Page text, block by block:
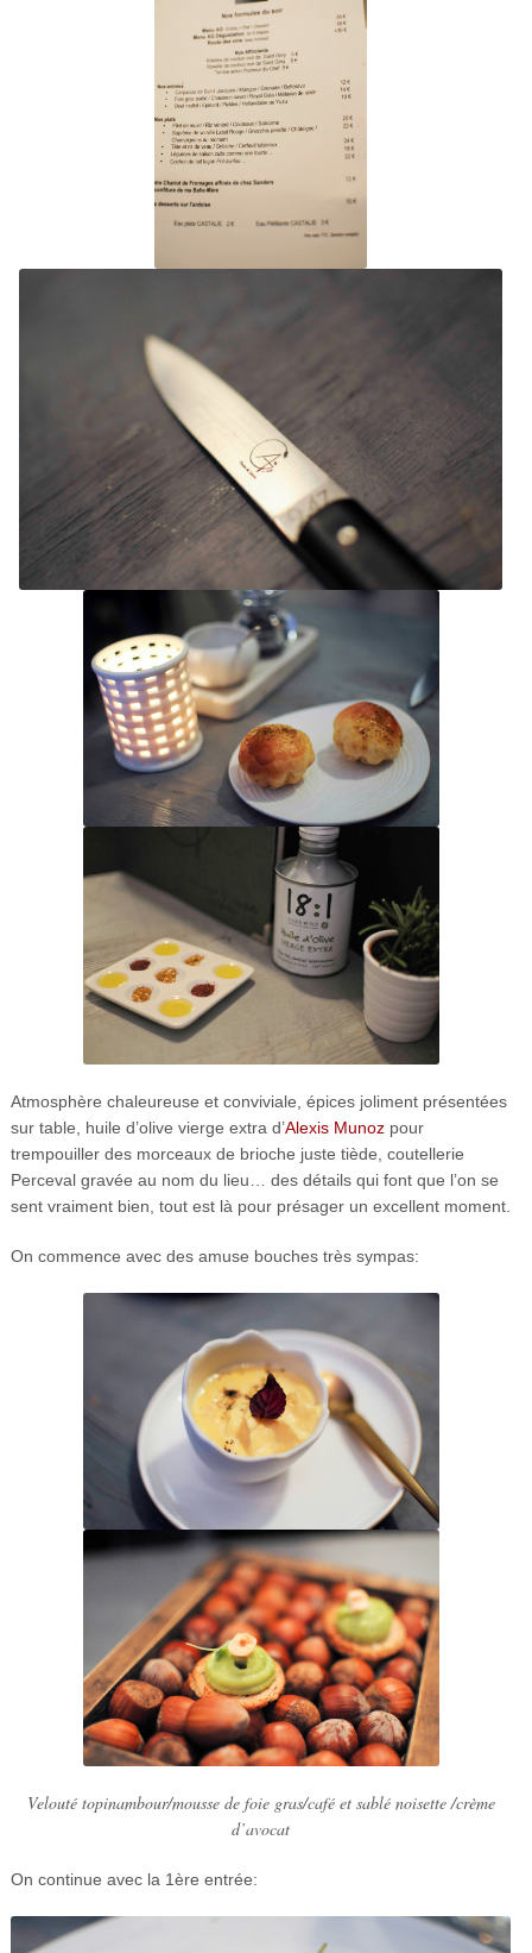
Atmosphère chaleureuse et conviviale, épices joliment présentées
sur table, huile d’olive vierge extra d’Alexis Munozpour
trempouiller des morceaux de brioche juste tiède, coutellerie
Perceval gravée au nom du lieu… des détails qui font que l’on se
sent vraiment bien, tout est là pour présager un excellent moment.
On commence avec des amuse bouches très sympas:
Velouté topinambour/mousse de foie gras/café et sablé noisette /crème
d’avocat
On continue avec la 1ère entrée: